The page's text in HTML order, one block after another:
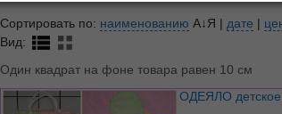
Сортировать по: наименованию А↓Я | дате |
Вид:
Один квадрат на фоне товара равен 10 см
ОДЕЯЛО